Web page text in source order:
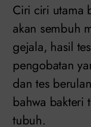
Ciri ciri utama
akan sembuh
gejala, hasil
pengobatan
dan tes
bahwa bakteri
tubuh.